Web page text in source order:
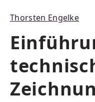
Thorsten Engelke